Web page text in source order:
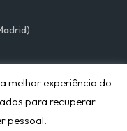
OS DIREITOS
melhor experiência do
para recuperar
pessoal.